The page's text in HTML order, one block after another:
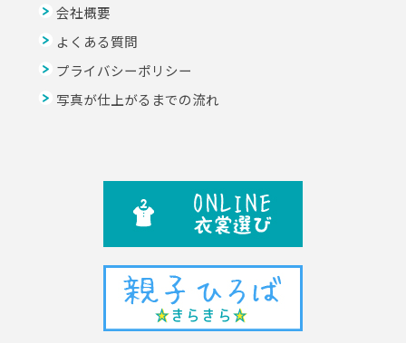
会社概要
よくある質問
プライバシーポリシー
写真が仕上がるまでの流れ